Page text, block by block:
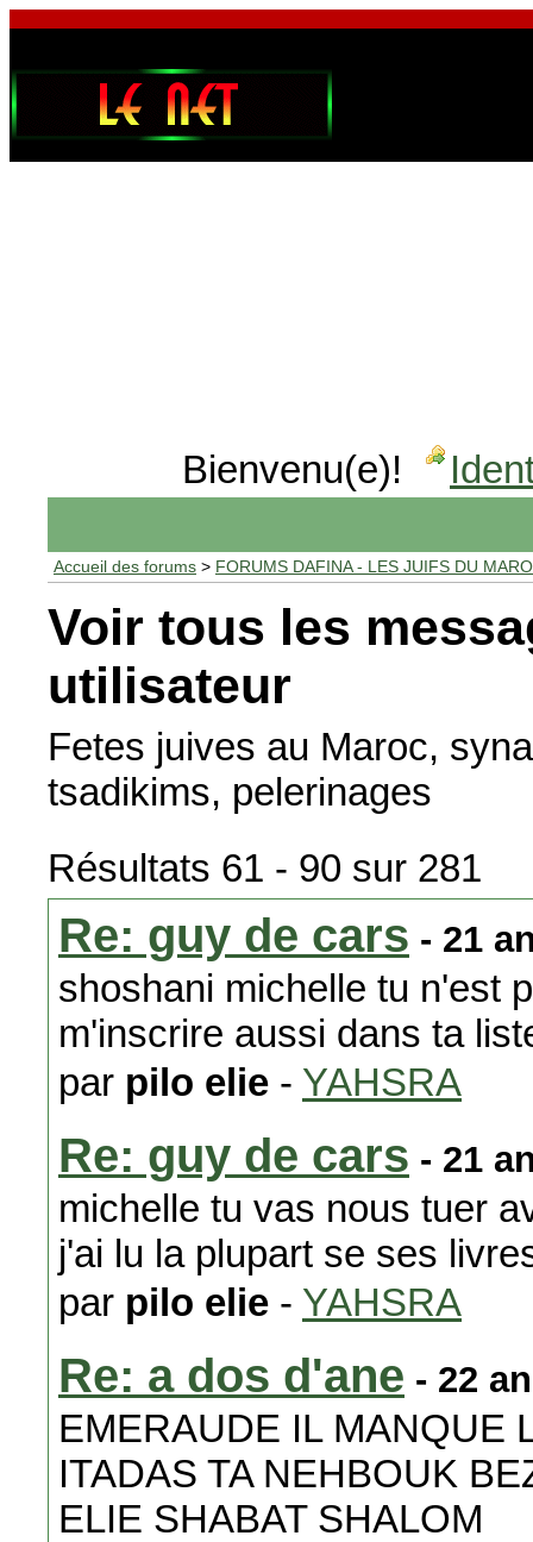
Bienvenu(e)!
Accueil des forums > FORUMS DAFINA - LES JUIFS DU
Voir tous les
utilisateur
Fetes juives au Maroc,
tsadikims, pelerinages
Résultats 61 - 90 sur 281
Re: guy de cars - 21
shoshani michelle tu n'est
m'inscrire aussi dans ta
par pilo elie - YAHSRA
Re: guy de cars - 21
michelle tu vas nous tuer
j'ai lu la plupart se ses
par pilo elie - YAHSRA
Re: a dos d'ane - 22
EMERAUDE IL MANQUE
ITADAS TA NEHBOUK
ELIE SHABAT SHALOM